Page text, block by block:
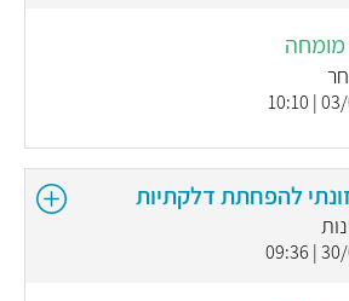
03/
להפחתת דלקתיות
30/